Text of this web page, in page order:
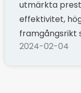
utmärkta
effektivitet,
framgångsrikt
2024-02-04